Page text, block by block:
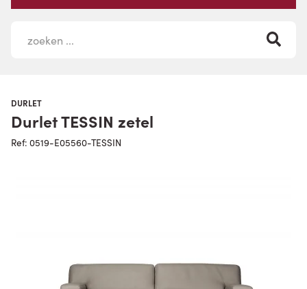
DURLET
Durlet TESSIN zetel
Ref: 0519-E05560-TESSIN